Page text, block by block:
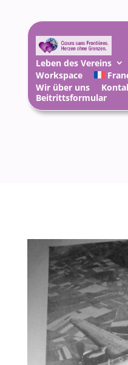
Leben des Vereins
Workspace
Wir über uns
Beitrittsformular